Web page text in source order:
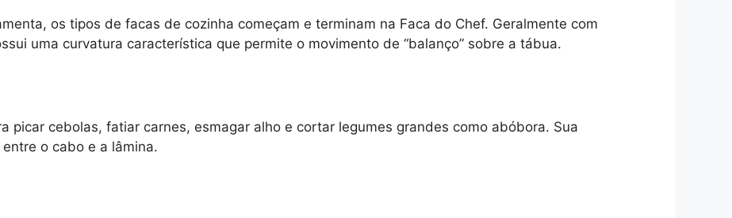
os tipos de facas de cozinha começam e terminam na Faca do Chef. Geralmente com
uma curvatura característica que permite o movimento de “balanço” sobre a tábua.
picar cebolas, fatiar carnes, esmagar alho e cortar legumes grandes como abóbora. Sua
o cabo e a lâmina.